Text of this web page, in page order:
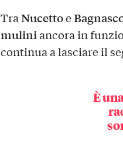
TraNucettoe
muliniancora in
continua a lasciare il
È